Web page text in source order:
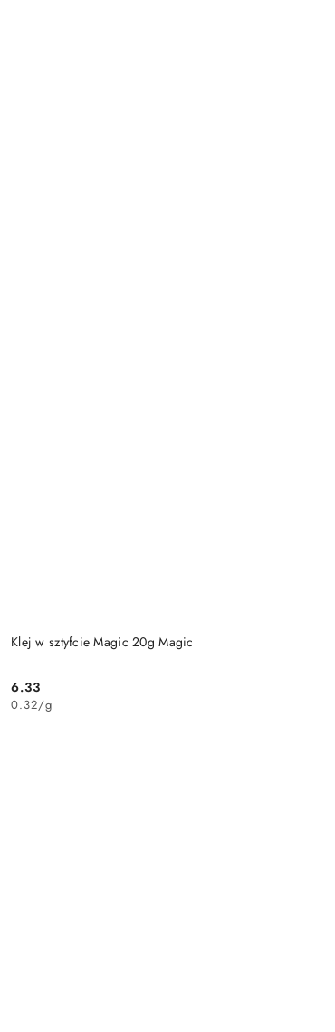
Klej w sztyfcie Magic 20g Magic
Cena:
6.33
0.32/g